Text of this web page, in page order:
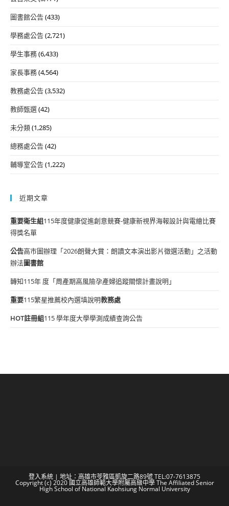
圖書館公告(433)
學務處公告(2,721)
學生事務(6,433)
家長事務(4,564)
教務處公告(3,532)
教師甄選(42)
未分類(1,285)
總務處公告(42)
輔導室公告(1,222)
近期文章
重要衛生組115年度健康促進創意競賽-健康新視界海報設計與電繪比賽
得獎名單
公告高市圖辦理「2026朗聲大賞：朗讀文本演出影片徵選活動」之活動
辦法圖書館
轉知115年 度「周產期高風險孕產婦追蹤關懷計畫說明」
重要115繁星推薦校內選填說明教務處
HOT註冊組115 學年度大學學測成績查詢公告
登入系統 | 地址：高雄市苓雅區凱旋二路89號 TEL:07-7613875
Copyright (c) 2020 國立高雄師範大學附屬高級中學 The Affiliated Senior
High School of National Kaohsiung Normal University